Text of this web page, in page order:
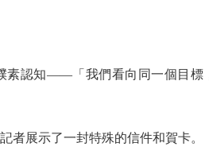
認知——「我們看向同一個目標
展示了一封特殊的信件和賀卡。